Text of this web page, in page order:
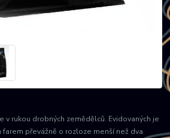
v rukou drobných zemědělců. Evidovaných je
převážně o rozloze menší než dva